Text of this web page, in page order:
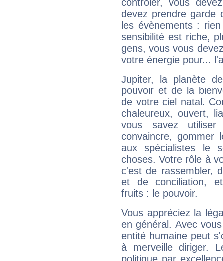
contrôler, vous
devez prendre garde
les évènements :
sensibilité est riche,
gens, vous vous
votre énergie pour...
Jupiter, la planète
pouvoir et de la
de votre ciel natal.
chaleureux, ouvert,
vous savez
convaincre, gommer
aux spécialistes le
choses. Votre rôle à
c'est de rassembler,
et de conciliation,
fruits : le pouvoir.
Vous appréciez la
en général. Avec
entité humaine peut
à merveille diriger.
politique par